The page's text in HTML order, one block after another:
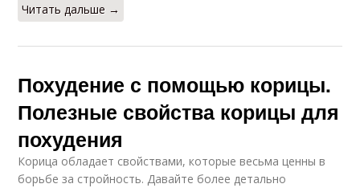
Читать дальше →
Похудение с помощью корицы.
Полезные свойства корицы для
похудения
Корица обладает свойствами, которые весьма ценны в
борьбе за стройность. Давайте более детально